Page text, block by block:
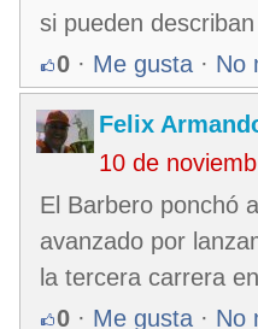
si pueden
0 · Me gusta · No
Felix
10 de
El Barbero ponchó
avanzado por
la tercera carrera
0 · Me gusta · No